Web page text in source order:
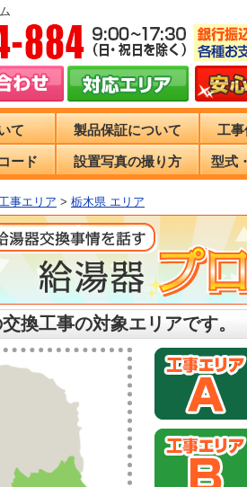
て 製品保証について 工
ード 設置写真の撮り方 型式
事エリア > 栃木県 エリア
換工事の対象エリアです。